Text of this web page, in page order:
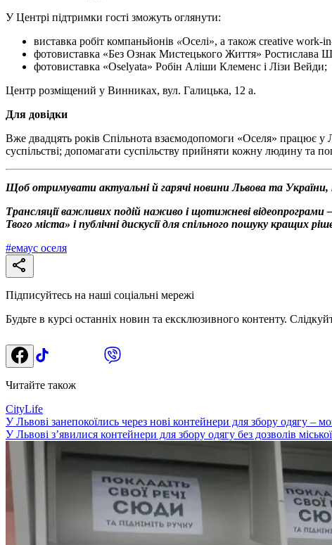
У Центрі підтримки гості зможуть оглянути:
виставка робіт компаньйонів «Оселі», а також creative work-
фотовиставка «Без Ознак Мистецького Життя» Ростислава
фотовиставка «Oselyata» Робін Аліши Клеменс і Лізи Вейди;
Центр розміщений у Винниках, вул. Галицька, 12 а.
Для довідки
Вже двадцять років Спільнота взаємодопомоги «Оселя» працює у
суспільстві; допомагати суспільству прийняти кожну людину та
Щоб отримувати актуальні й гарячі новини Львова та
Трансляції важливих подій наживо і щотижневі відеопрограми
Твого міста» і публічні дискусії для спільного пошуку кращих
#емаус оселя
Підписуйтесь на наші соціальні мережі
Будьте в курсі останніх новин та ексклюзивного контенту.
Читайте також
CityLife
У Львові занепокоїлись через нові контейнери для збору одягу –
У Львові з’явилися контейнери для збору одягу без дозволів